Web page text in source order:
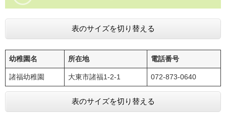
表のサイズを切り替える
幼稚園名 所在地 電話番号
諸福幼稚園 大東市諸福1-2-1 072-873-0640
表のサイズを切り替える